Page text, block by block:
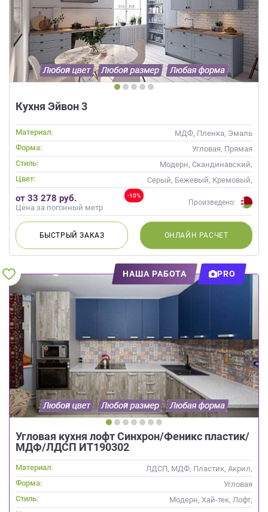
Кухня Эйвон 3
Материал:
МДФ, Пленка, Эмаль
Форма:
Угловая, Прямая
Стиль:
Модерн, Скандинавский,
Неоклассика, Современные
Цвет:
Серый, Бежевый, Кремовый,
Капучино
-10%
от 33 278 руб.
Цена за погонный метр
Произведено:
БЫСТРЫЙЗАКАЗ ОНЛАЙН РАСЧЕТ
НАША РАБОТА PRO
Угловая кухня лофт Синхрон/Феникс пластик/
МДФ/ЛДСП ИТ190302
Материал:
ЛДСП, МДФ, Пластик, Акрил,
Alvic / УФ лак
Форма:
Угловая
Стиль:
Модерн, Хай-тек, Лофт,